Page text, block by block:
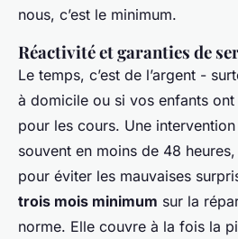
nous, c’est le minimum.
Réactivité et garanties de
Le temps, c’est de l’argent -
à domicile ou si vos enfants ont
pour les cours. Une
souvent en moins de 48
pour éviter les mauvaises
trois mois minimum sur la
norme. Elle couvre à la fois la